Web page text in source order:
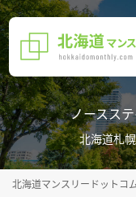
ノースス
北海道札
北海道マンスリードットコ